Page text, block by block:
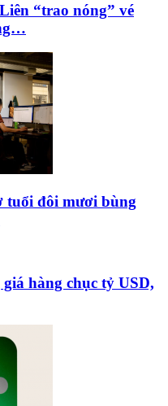
“trao nóng” vé
tuổi đôi mươi bùng
hàng chục tỷ USD,